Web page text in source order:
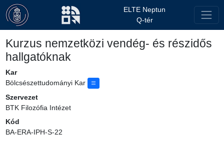
ELTE Neptun
Q-tér
Kurzus nemzetközi vendég- és részidős
hallgatóknak
Kar
Bölcsészettudományi Kar
Szervezet
BTK Filozófia Intézet
Kód
BA-ERA-IPH-S-22